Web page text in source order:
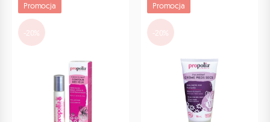
Promocja
-20%
Promocja
-20%